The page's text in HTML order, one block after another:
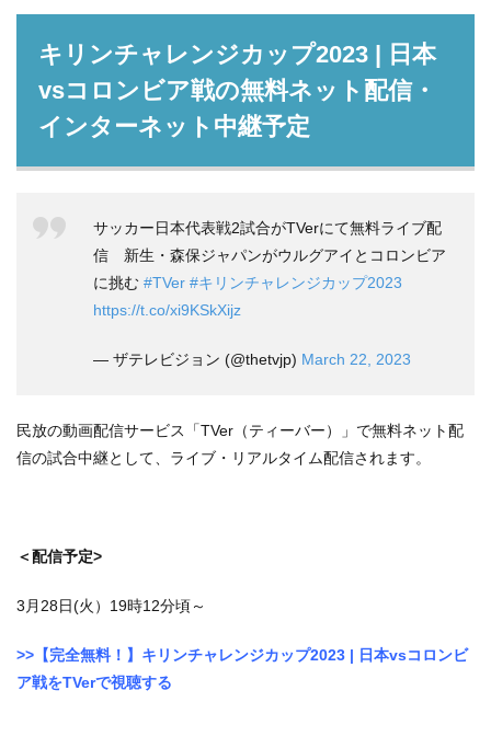
キリンチャレンジカップ2023 | 日本
vsコロンビア戦の無料ネット配信・
インターネット中継予定
サッカー日本代表戦2試合がTVerにて無料ライブ配
信 新生・森保ジャパンがウルグアイとコロンビア
に挑む #TVer #キリンチャレンジカップ2023
https://t.co/xi9KSkXijz
— ザテレビジョン (@thetvjp) March 22, 2023
民放の動画配信サービス「TVer（ティーバー）」で無料ネット配
信の試合中継として、ライブ・リアルタイム配信されます。
＜配信予定>
3月28日(火）19時12分頃～
>>【完全無料！】キリンチャレンジカップ2023 | 日本vsコロンビ
ア戦をTVerで視聴する